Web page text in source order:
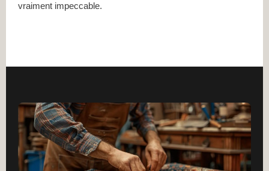
vraiment impeccable.